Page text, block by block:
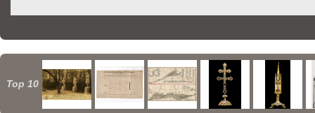
Top 10